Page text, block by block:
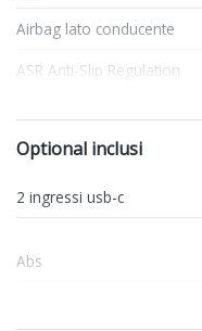
Airbag lato conducente
ASR Anti-Slip Regulation
Climatizzatore
Fari a led
Optional inclusi
2 ingressi usb-c
Abs